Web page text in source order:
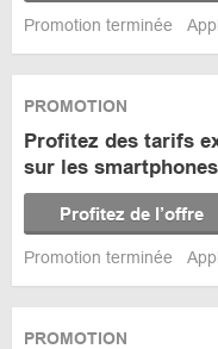
Promotion terminée
PROMOTION
Profitez des tarifs
sur les smartphones
Profitez de l’offre
Promotion terminée
PROMOTION